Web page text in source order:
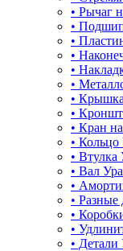
• Рычаг
•
•
•
•
•
•
•
• Кран
• Кольцо
• Втулка
• Вал
•
• Разные
•
•
• Детали